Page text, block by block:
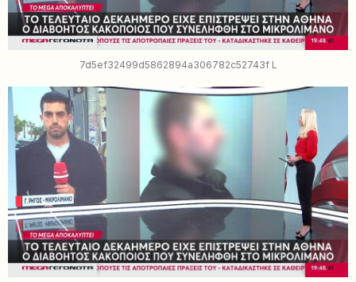
7d5ef32499d5862894a306782c52743f L